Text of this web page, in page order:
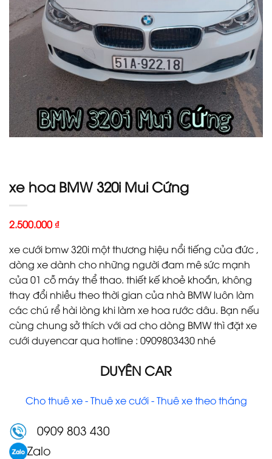
xe hoa BMW 320i Mui Cứng
2.500.000 ₫
xe cưới bmw 320i một thương hiệu nổi tiếng của đức ,
dòng xe dành cho những người đam mê sức mạnh
của 01 cỗ máy thể thao. thiết kế khoẻ khoắn, không
thay đổi nhiều theo thời gian của nhà BMW luôn làm
các chú rể hài lòng khi làm xe hoa rước dâu. Bạn nếu
cùng chung sở thích với ad cho dòng BMW thì đặt xe
cưới duyencar qua hotline : 0909803430 nhé
DUYÊN CAR
Cho thuê xe - Thuê xe cưới - Thuê xe theo tháng
0909 803 430
Zalo